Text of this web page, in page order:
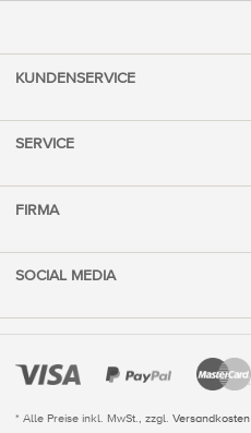
KUNDENSERVICE
SERVICE
FIRMA
SOCIAL MEDIA
* Alle Preise inkl. MwSt., zzgl. Versandkosten